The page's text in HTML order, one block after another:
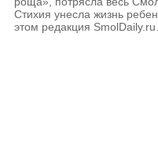
Стихия унесла жизнь
этом редакция